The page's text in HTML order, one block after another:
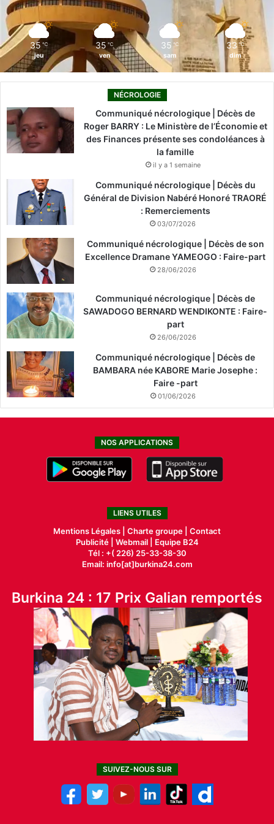
k
n
35 ℃
jeu
35 ℃
ven
35 ℃
sam
33 ℃
dim
NÉCROLOGIE
Communiqué nécrologique | Décès de
Roger BARRY : Le Ministère de l’Économie et
des Finances présente ses condoléances à
la famille
il y a 1 semaine
Communiqué nécrologique | Décès du
Général de Division Nabéré Honoré TRAORÉ
: Remerciements
03/07/2026
Communiqué nécrologique | Décès de son
Excellence Dramane YAMEOGO : Faire-part
28/06/2026
Communiqué nécrologique | Décès de
SAWADOGO BERNARD WENDIKONTE : Faire-
part
26/06/2026
Communiqué nécrologique | Décès de
BAMBARA née KABORE Marie Josephe :
Faire -part
01/06/2026
NOS APPLICATIONS
LIENS UTILES
Mentions Légales | Charte groupe | Contact
Publicité| Webmail |
Equipe B24
Tél : +( 226) 25-33-38-30
Email: info[at]burkina24.com
Burkina 24 : 17 Prix Galian remportés
SUIVEZ-NOUS SUR